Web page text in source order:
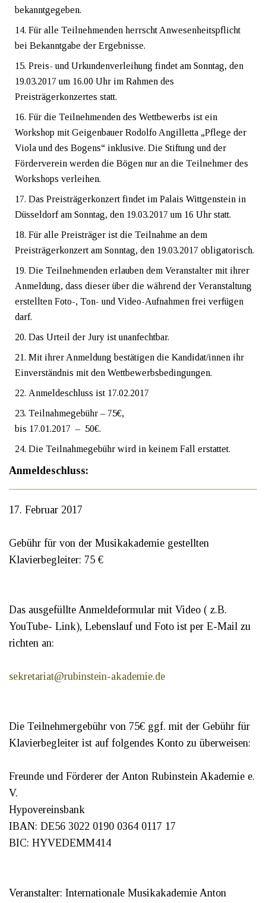
bekanntgegeben.
Für alle Teilnehmenden herrscht Anwesenheitspflicht
bei Bekanntgabe der Ergebnisse.
Preis- und Urkundenverleihung findet am Sonntag, den
19.03.2017 um 16.00 Uhr im Rahmen des
Preisträgerkonzertes statt.
Für die Teilnehmenden des Wettbewerbs ist ein
Workshop mit Geigenbauer Rodolfo Angilletta „Pflege der
Viola und des Bogens“ inklusive. Die Stiftung und der
Förderverein werden die Bögen nur an die Teilnehmer des
Workshops verleihen.
Das Preisträgerkonzert findet im Palais Wittgenstein in
Düsseldorf am Sonntag, den 19.03.2017 um 16 Uhr statt.
Für alle Preisträger ist die Teilnahme an dem
Preisträgerkonzert am Sonntag, den 19.03.2017 obligatorisch.
Die Teilnehmenden erlauben dem Veranstalter mit ihrer
Anmeldung, dass dieser über die während der Veranstaltung
erstellten Foto-, Ton- und Video-Aufnahmen frei verfügen
darf.
Das Urteil der Jury ist unanfechtbar.
Mit ihrer Anmeldung bestätigen die Kandidat/innen ihr
Einverständnis mit den Wettbewerbsbedingungen.
Anmeldeschluss ist 17.02.2017
Teilnahmegebühr – 75€,
bis 17.01.2017 – 50€.
Die Teilnahmegebühr wird in keinem Fall erstattet.
Anmeldeschluss:
17. Februar 2017
Gebühr für von der Musikakademie gestellten
Klavierbegleiter: 75 €
Das ausgefüllte Anmeldeformular mit Video ( z.B.
YouTube- Link), Lebenslauf und Foto ist per E-Mail zu
richten an:
sekretariat@rubinstein-akademie.de
Die Teilnehmergebühr von 75€ ggf. mit der Gebühr für
Klavierbegleiter ist auf folgendes Konto zu überweisen:
Freunde und Förderer der Anton Rubinstein Akademie e.
V.
Hypovereinsbank
IBAN: DE56 3022 0190 0364 0117 17
BIC: HYVEDEMM414
Veranstalter: Internationale Musikakademie Anton